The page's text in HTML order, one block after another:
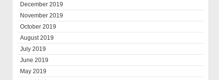
December 2019
November 2019
October 2019
August 2019
July 2019
June 2019
May 2019